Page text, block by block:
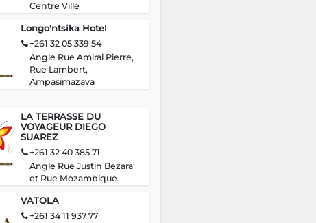
Centre Ville
Longo'ntsika Hotel
+261 32 05 339 54
Angle Rue Amiral Pierre,
Rue Lambert,
Ampasimazava
LA TERRASSE DU
VOYAGEUR DIEGO
SUAREZ
+261 32 40 385 71
Angle Rue Justin Bezara
et Rue Mozambique
VATOLA
+261 34 11 937 77